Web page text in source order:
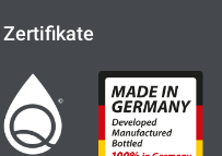
Zertifikate